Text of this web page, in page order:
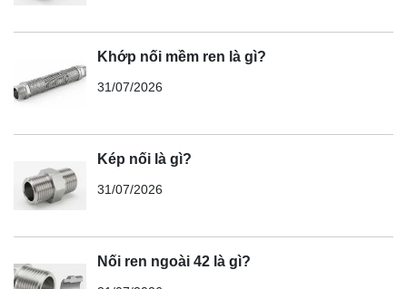
Khớp nối mềm ren là gì?
31/07/2026
Kép nối là gì?
31/07/2026
Nối ren ngoài 42 là gì?